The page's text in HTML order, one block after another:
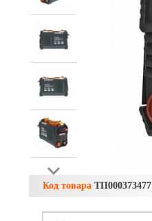
Код товара ТП000373477